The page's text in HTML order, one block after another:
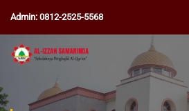
Admin: 0812-2525-5568